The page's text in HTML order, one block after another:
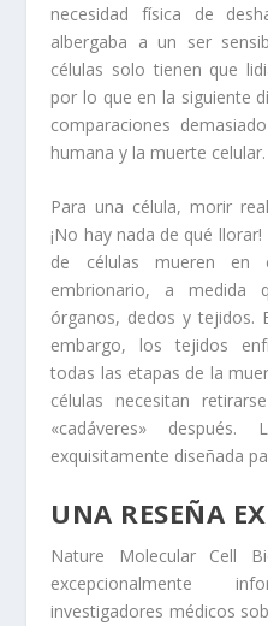
necesidad física de
albergaba a un ser
células solo tienen que
por lo que en la siguiente
comparaciones
humana y la muerte celular.
Para una célula, morir
¡No hay nada de qué
de células mueren en
embrionario, a medida
órganos, dedos y tejidos.
embargo, los tejidos
todas las etapas de la
células necesitan
«cadáveres»
exquisitamente diseñada
UNA RESEÑA
Nature Molecular Cell
excepcionalmente
investigadores médicos